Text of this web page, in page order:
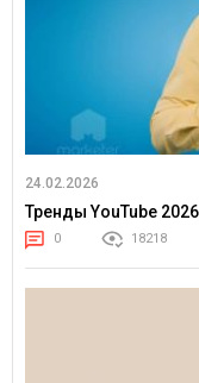
24.02.2026
Тренды YouTube
0 18218